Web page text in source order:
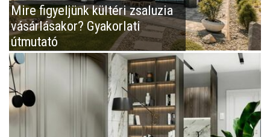
Mire figyeljünk kültéri zsaluzia
vásárlásakor? Gyakorlati
útmutató